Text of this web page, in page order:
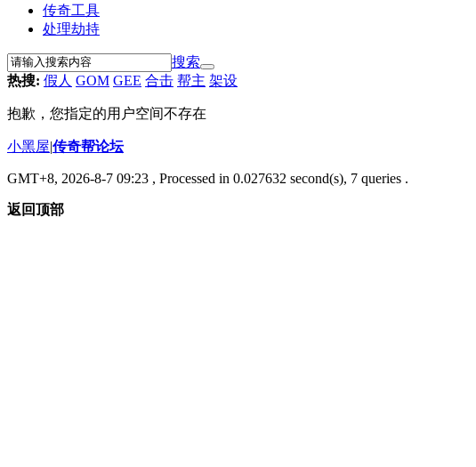
传奇工具
处理劫持
搜索
热搜: 假人 GOM GEE 合击 帮主 架设
抱歉，您指定的用户空间不存在
小黑屋|传奇帮论坛
GMT+8, 2026-8-7 09:23 , Processed in 0.027632 second(s), 7 queries .
返回顶部